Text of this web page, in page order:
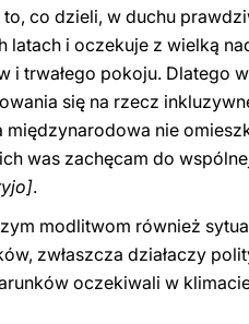
co dzieli, w duchu
latach i oczekuje z wielką
i trwałego pokoju. Dlatego
się na rzecz
międzynarodowa nie
was zachęcam do
.
modlitwom również
zwłaszcza działaczy
oczekiwali w